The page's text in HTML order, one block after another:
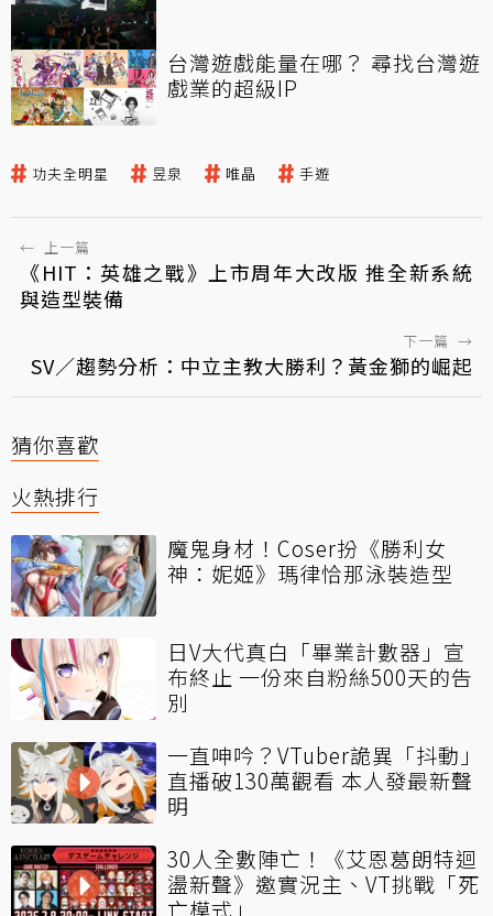
台灣遊戲能量在哪？ 尋找台灣遊
戲業的超級IP
功夫全明星 昱泉 唯晶 手遊
← 上一篇
《HIT：英雄之戰》上市周年大改版 推全新系統
與造型裝備
下一篇 →
SV／趨勢分析：中立主教大勝利？黃金獅的崛起
猜你喜歡
火熱排行
魔鬼身材！Coser扮《勝利女
神：妮姬》瑪律恰那泳裝造型
日V大代真白「畢業計數器」宣
布終止 一份來自粉絲500天的告
別
一直呻吟？VTuber詭異「抖動」
直播破130萬觀看 本人發最新聲
明
30人全數陣亡！《艾恩葛朗特迴
盪新聲》邀實況主、VT挑戰「死
亡模式」